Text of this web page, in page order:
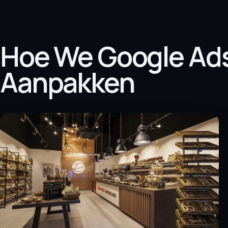
Hoe We Google
Aanpakken